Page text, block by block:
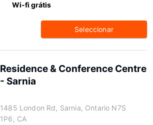
Wi-fi grátis
Seleccionar
Residence & Conference Centre
- Sarnia
1485 London Rd, Sarnia, Ontario N7S
1P6, CA